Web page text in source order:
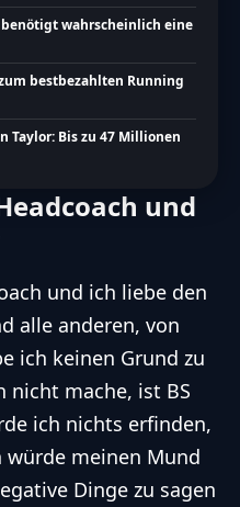
wahrscheinlich eine
bestbezahlten Running
Taylor: Bis zu 47 Millionen
und
und ich liebe den
alle anderen, von
ich keinen Grund zu
nicht mache, ist BS
ich nichts erfinden,
meinen Mund
Dinge zu sagen